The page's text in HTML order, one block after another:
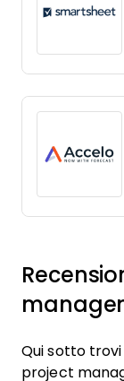
Qui sotto
project